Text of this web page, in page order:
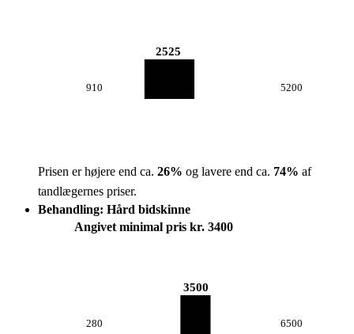
910
2525
5200
Prisen er højere end ca. 26% og lavere end ca. 74% af
tandlægernes priser.
Behandling: Hård bidskinne
Angivet minimal pris kr. 3400
280
3500
6500